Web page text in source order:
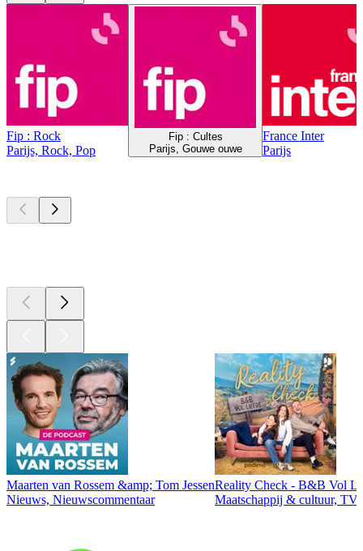
Fip : Rock
Parijs, Rock, Pop
Fip : Cultes
Parijs, Gouwe ouwe
France Inter
Parijs
Maarten van Rossem &amp; Tom Jessen
Nieuws, Nieuwscommentaar
Reality Check - B&B Vol
Maatschappij & cultuur,